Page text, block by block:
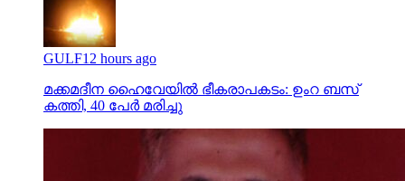
GULF12 hours ago
മക്കമദീന ഹൈവേയില്‍ ഭീകരാപകടം: ഉംറ ബസ്
കത്തി, 40 പേര്‍ മരിച്ചു